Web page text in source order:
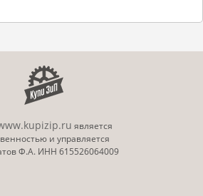
является
и управляется
Ф.А. ИНН 615526064009